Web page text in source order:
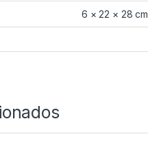
6 × 22 × 28 cm